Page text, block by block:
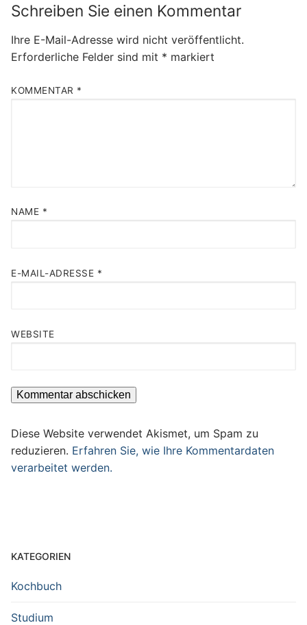
Schreiben Sie einen Kommentar
Ihre E-Mail-Adresse wird nicht veröffentlicht.
Erforderliche Felder sind mit * markiert
KOMMENTAR *
NAME *
E-MAIL-ADRESSE *
WEBSITE
Diese Website verwendet Akismet, um Spam zu
reduzieren. Erfahren Sie, wie Ihre Kommentardaten
verarbeitet werden.
KATEGORIEN
Kochbuch
Studium